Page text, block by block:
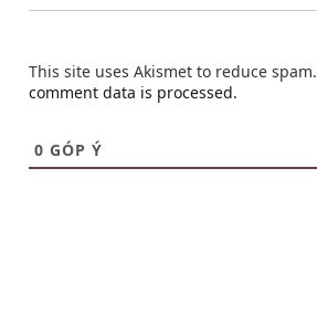
This site uses Akismet to reduce spam.
comment data is processed.
0 GÓP Ý